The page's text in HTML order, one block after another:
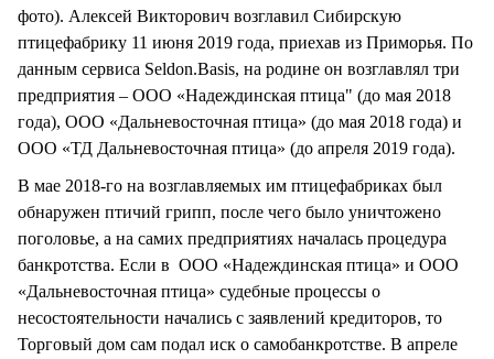
фото). Алексей Викторович возглавил Сибирскую
птицефабрику 11 июня 2019 года, приехав из Приморья. По
данным сервиса Seldon.Basis, на родине он возглавлял три
предприятия – ООО «Надеждинская птица" (до мая 2018
года), ООО «Дальневосточная птица» (до мая 2018 года) и
ООО «ТД Дальневосточная птица» (до апреля 2019 года).
В мае 2018-го на возглавляемых им птицефабриках был
обнаружен птичий грипп, после чего было уничтожено
поголовье, а на самих предприятиях началась процедура
банкротства. Если в ООО «Надеждинская птица» и ООО
«Дальневосточная птица» судебные процессы о
несостоятельности начались с заявлений кредиторов, то
Торговый дом сам подал иск о самобанкротстве. В апреле